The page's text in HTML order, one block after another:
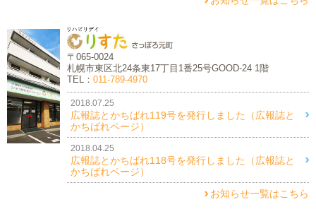
〒065-0024
札幌市東区北24条東17丁目1番25号GOOD-24 1階
TEL： 011-789-4970
2018.07.25
広報誌とかちばれ119号を発行しました（広報誌と
かちばれページ）
2018.04.25
広報誌とかちばれ118号を発行しました（広報誌と
かちばれページ）
お知らせ一覧はこちら